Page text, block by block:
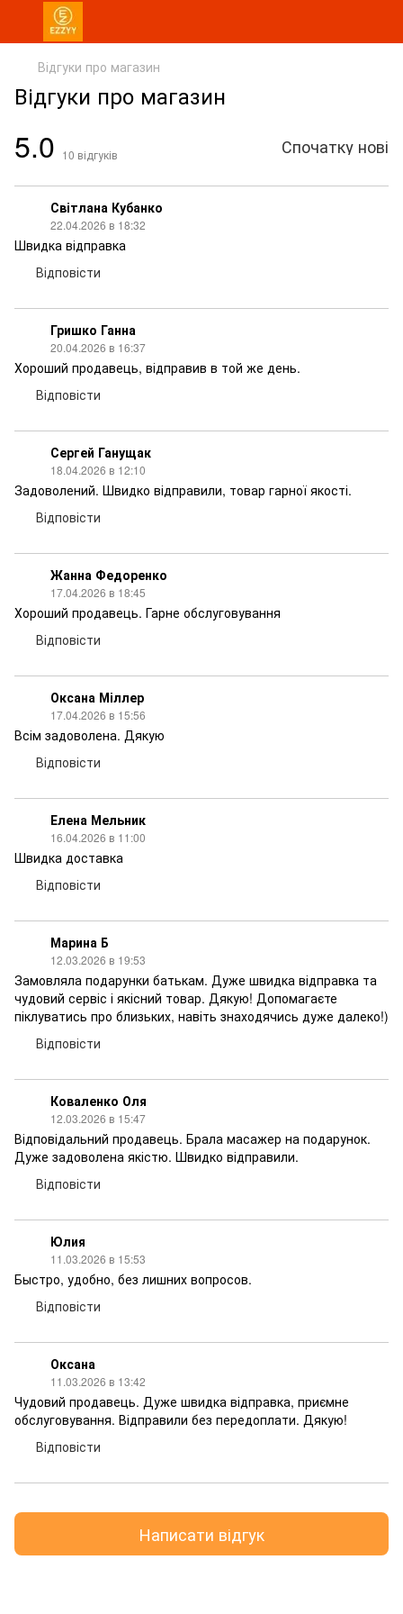
Відгуки про магазин
Відгуки про магазин
5.0 10 відгуків Спочатку нові
Світлана Кубанко
22.04.2026 в 18:32
Швидка відправка
Відповісти
Гришко Ганна
20.04.2026 в 16:37
Хороший продавець, відправив в той же день.
Відповісти
Сергей Ганущак
18.04.2026 в 12:10
Задоволений. Швидко відправили, товар гарної якості.
Відповісти
Жанна Федоренко
17.04.2026 в 18:45
Хороший продавець. Гарне обслуговування
Відповісти
Оксана Міллер
17.04.2026 в 15:56
Всім задоволена. Дякую
Відповісти
Елена Мельник
16.04.2026 в 11:00
Швидка доставка
Відповісти
Марина Б
12.03.2026 в 19:53
Замовляла подарунки батькам. Дуже швидка відправка та
чудовий сервіс і якісний товар. Дякую! Допомагаєте
піклуватись про близьких, навіть знаходячись дуже далеко!)
Відповісти
Коваленко Оля
12.03.2026 в 15:47
Відповідальний продавець. Брала масажер на подарунок.
Дуже задоволена якістю. Швидко відправили.
Відповісти
Юлия
11.03.2026 в 15:53
Быстро, удобно, без лишних вопросов.
Відповісти
Оксана
11.03.2026 в 13:42
Чудовий продавець. Дуже швидка відправка, приємне
обслуговування. Відправили без передоплати. Дякую!
Відповісти
Написати відгук